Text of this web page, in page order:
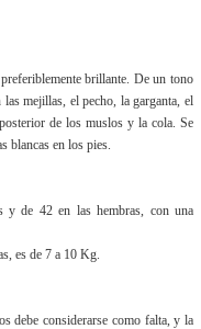
brillante. De un tono
mejillas, el pecho, la garganta, el
de los muslos y la cola. Se
blancas en los pies.
de 42 en las hembras, con una
es de 7 a 10 Kg.
debe considerarse como falta, y la